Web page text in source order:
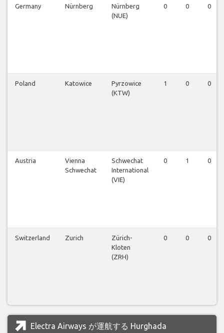
Germany Nürnberg
Nürnberg
(NUE)
0 0 0
Poland Katowice
Pyrzowice
(KTW)
1 0 0
Austria
Vienna
Schwechat
Schwechat
International
(VIE)
0 1 0
Switzerland Zurich
Zürich-
Kloten
(ZRH)
0 0 0
Electra Airways が運航する Hurghada